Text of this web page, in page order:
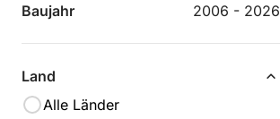
Baujahr 2006 - 2026
Land
Alle Länder